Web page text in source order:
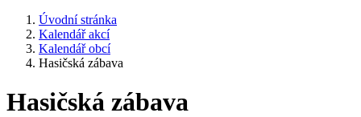
Úvodní stránka
Kalendář akcí
Kalendář obcí
Hasičská zábava
Hasičská zábava